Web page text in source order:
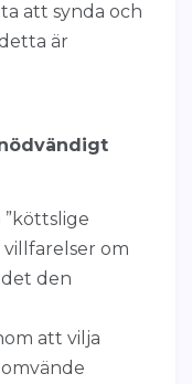
att synda och
är
”köttslige
om
den
att vilja